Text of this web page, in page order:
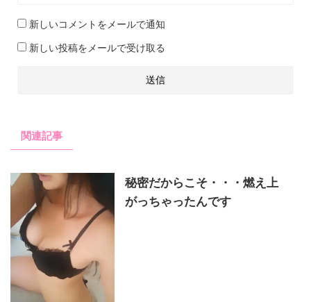
新しいコメントをメールで通知
新しい投稿をメールで受け取る
関連記事
秘密だからこそ・・・燃え上
がっちゃったんです